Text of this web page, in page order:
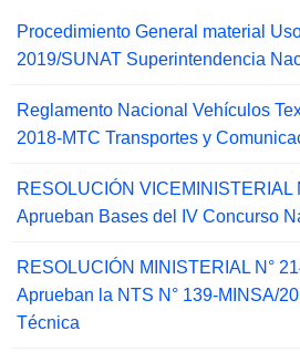
Procedimiento General material
2019/SUNAT Superintendencia
Reglamento Nacional Vehículos
2018-MTC Transportes y
RESOLUCIÓN VICEMINISTERIAL
Aprueban Bases del IV Concurso
RESOLUCIÓN MINISTERIAL N°
Aprueban la NTS N° 139-MINSA/
Técnica